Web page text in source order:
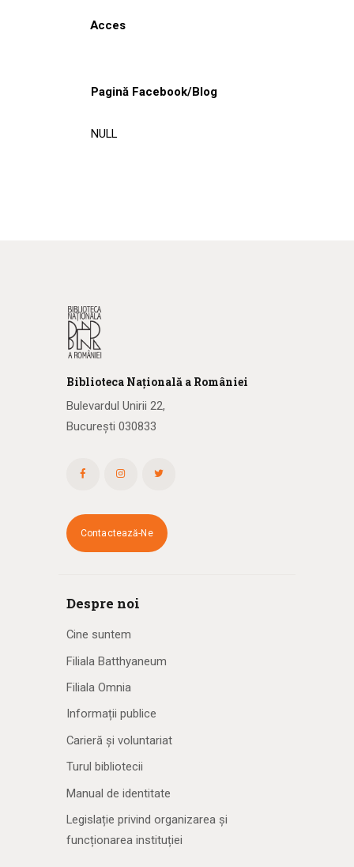
Acces
Pagină Facebook/Blog
NULL
Biblioteca Națională a României
Bulevardul Unirii 22,
București 030833
Contactează-Ne
Despre noi
Cine suntem
Filiala Batthyaneum
Filiala Omnia
Informații publice
Carieră și voluntariat
Turul bibliotecii
Manual de identitate
Legislație privind organizarea și
funcționarea instituției